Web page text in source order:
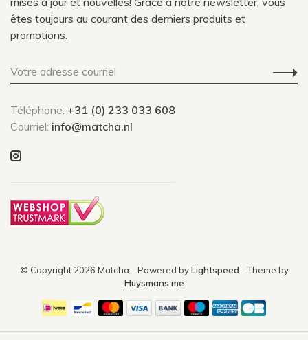
êtes toujours au courant des derniers produits et
promotions.
Téléphone: +31 (0) 233 033 608
Courriel: info@matcha.nl
© Copyright 2026 Matcha - Powered byLightspeed - Theme by
Huysmans.me